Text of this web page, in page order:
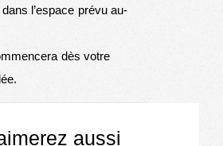
l’espace prévu au-
dès votre
aussi